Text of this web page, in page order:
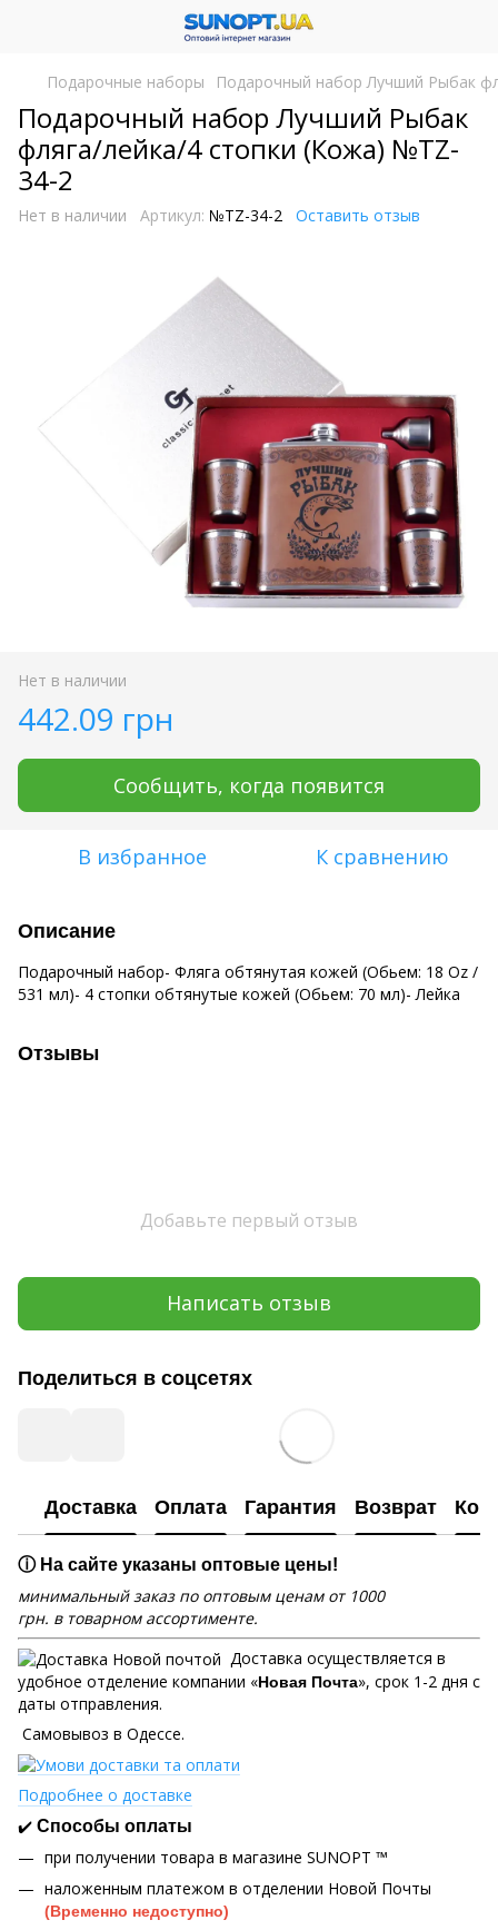
Подарочные наборы Подарочный набор Лучший Рыбак
Подарочный набор Лучший Рыбак
фляга/лейка/4 стопки (Кожа) №TZ-
34-2
Нет в наличии Артикул: №TZ-34-2 Оставить отзыв
Нет в наличии
442.09 грн
Сообщить, когда появится
В избранное К сравнению
Описание
Подарочный набор- Фляга обтянутая кожей (Обьем: 18 Oz /
531 мл)- 4 стопки обтянутые кожей (Обьем: 70 мл)- Лейка
Отзывы
Добавьте первый отзыв
Написать отзыв
Поделиться в соцсетях
Доставка Оплата Гарантия Возврат
ⓘ На сайте указаны оптовые цены!
минимальный заказ по оптовым ценам от 1000
грн. в товарном ассортименте.
Доставка осуществляется в
удобное отделение компании «Новая Почта», срок 1-2 дня с
даты отправления.
Самовывоз в Одессе.
Подробнее о доставке
✔️ Способы оплаты
при получении товара в магазине SUNOPT ™
наложенным платежом в отделении Новой Почты
(Временно недоступно)